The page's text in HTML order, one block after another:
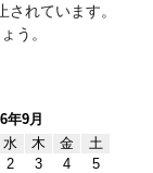
れています。
う。
年9月
水 木 金
土
2 3 4
5